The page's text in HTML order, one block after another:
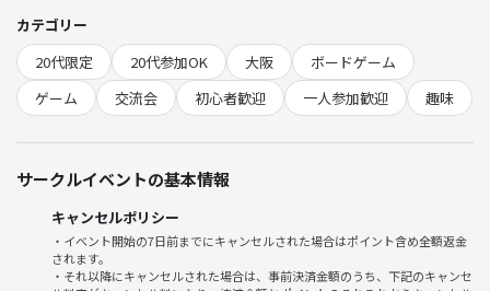
夫🙆‍♂️
もちろん経験者の方も大歓迎！
遊んでみたいボードゲームがあれば、持ち込みもOKです🎲✨
みんなで笑って楽しめる、居心地の良いコミュニティを目指していま
す！
📍途中参加・途中退出OK！
【会場】
大阪府大阪市中央区平野町4-5-10 山内ビル
💰参加費：1000円
カテゴリー
20代限定
20代参加OK 大阪
ボードゲーム
ゲーム
交流会 初心者歓迎 一人参加歓迎 趣味
サークルイベントの基本情報
キャンセルポリシー
・イベント開始の7日前までにキャンセルされた場合はポイント含め全額返金
されます。
・それ以降にキャンセルされた場合は、事前決済金額のうち、下記のキャンセ